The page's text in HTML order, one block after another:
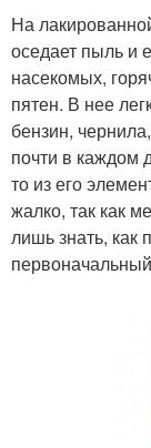
На
оседает пыль и
насекомых,
пятен. В нее
бензин,
почти в каждом
то из его
жалко, так как
лишь знать, как